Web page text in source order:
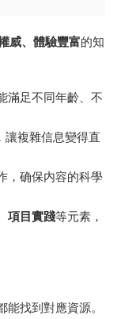
威、體驗豐富的知
滿足不同年齡、不
讓複雜信息變得直
，确保内容的科學
項目實踐等元素，
能找到對應資源。